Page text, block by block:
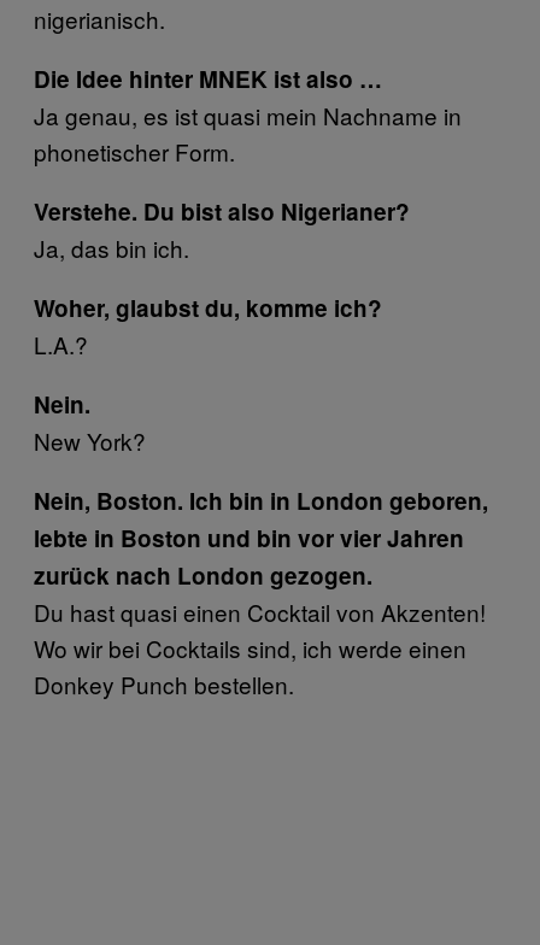
nigerianisch.
Die Idee hinter MNEK ist also …
Ja genau, es ist quasi mein Nachname in
phonetischer Form.
Verstehe. Du bist also Nigerianer?
Ja, das bin ich.
Woher, glaubst du, komme ich?
L.A.?
Nein.
New York?
Nein, Boston. Ich bin in London geboren,
lebte in Boston und bin vor vier Jahren
zurück nach London gezogen.
Du hast quasi einen Cocktail von Akzenten!
Wo wir bei Cocktails sind, ich werde einen
Donkey Punch bestellen.